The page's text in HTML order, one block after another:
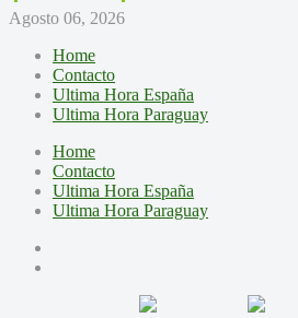
Agosto 06, 2026
Home
Contacto
Ultima Hora España
Ultima Hora Paraguay
Home
Contacto
Ultima Hora España
Ultima Hora Paraguay